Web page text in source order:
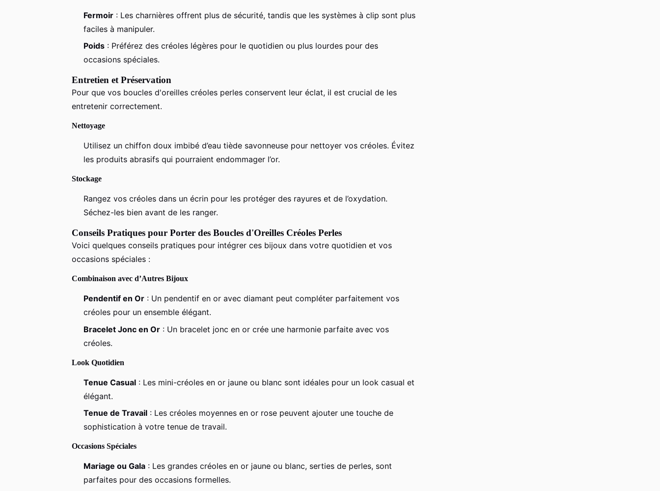
Fermoir : Les charnières offrent plus de sécurité, tandis que les systèmes à clip sont plus
faciles à manipuler.
Poids : Préférez des créoles légères pour le quotidien ou plus lourdes pour des
occasions spéciales.
Entretien et Préservation
Pour que vos boucles d'oreilles créoles perles conservent leur éclat, il est crucial de les
entretenir correctement.
Nettoyage
Utilisez un chiffon doux imbibé d’eau tiède savonneuse pour nettoyer vos créoles. Évitez
les produits abrasifs qui pourraient endommager l’or.
Stockage
Rangez vos créoles dans un écrin pour les protéger des rayures et de l’oxydation.
Séchez-les bien avant de les ranger.
Conseils Pratiques pour Porter des Boucles d'Oreilles Créoles Perles
Voici quelques conseils pratiques pour intégrer ces bijoux dans votre quotidien et vos
occasions spéciales :
Combinaison avec d’Autres Bijoux
Pendentif en Or : Un pendentif en or avec diamant peut compléter parfaitement vos
créoles pour un ensemble élégant.
Bracelet Jonc en Or : Un bracelet jonc en or crée une harmonie parfaite avec vos
créoles.
Look Quotidien
Tenue Casual : Les mini-créoles en or jaune ou blanc sont idéales pour un look casual et
élégant.
Tenue de Travail : Les créoles moyennes en or rose peuvent ajouter une touche de
sophistication à votre tenue de travail.
Occasions Spéciales
Mariage ou Gala : Les grandes créoles en or jaune ou blanc, serties de perles, sont
parfaites pour des occasions formelles.